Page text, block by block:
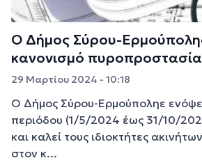
Ο Δήμος Σύρου-
κανονισμό
29 Μαρτίου 2024 - 10:18
Ο Δήμος Σύρου-Ερμούποληε
περιόδου (1/5/2024 έως 31/10/
και καλεί τους ιδιοκτήτες
στον κ...